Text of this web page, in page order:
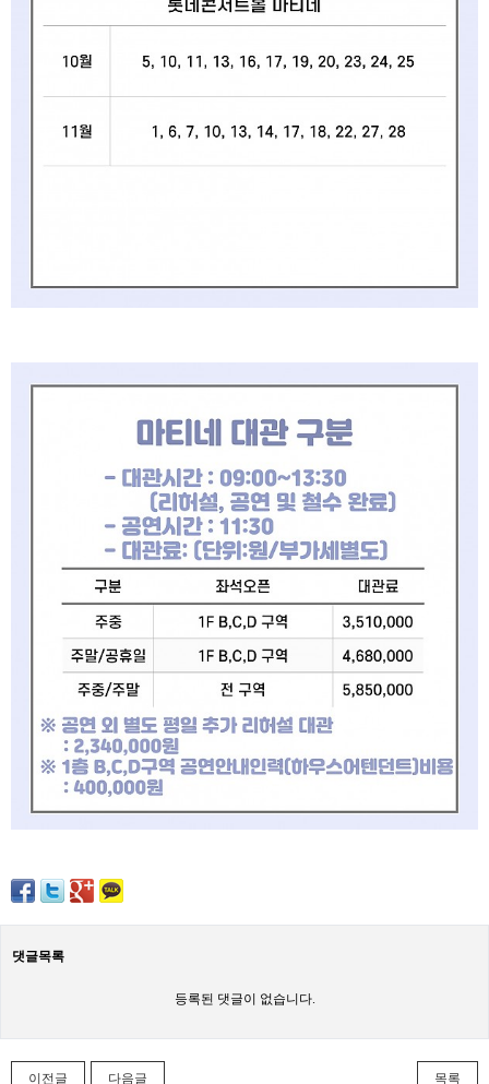
댓글목록
등록된 댓글이 없습니다.
이전글 다음글 목록